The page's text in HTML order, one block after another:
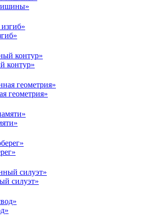
контур»
геометрия»
силуэт»